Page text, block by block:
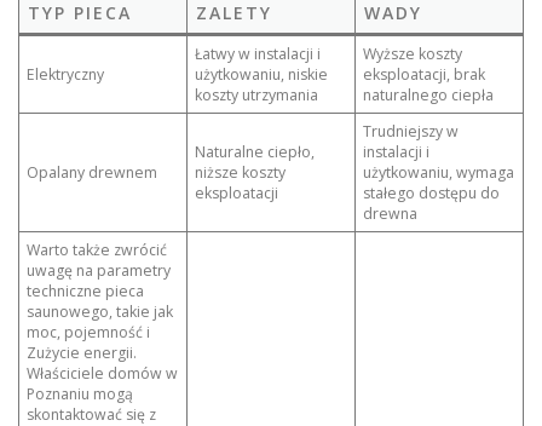
TYP PIECA ZALETY WADY
Elektryczny
Łatwy w instalacji i
użytkowaniu, niskie
koszty utrzymania
Wyższe koszty
eksploatacji, brak
naturalnego ciepła
Opalany drewnem
Naturalne ciepło,
niższe koszty
eksploatacji
Trudniejszy w
instalacji i
użytkowaniu, wymaga
stałego dostępu do
drewna
Warto także zwrócić
uwagę na parametry
techniczne pieca
saunowego, takie jak
moc, pojemność i
Zużycie energii.
Właściciele domów w
Poznaniu mogą
skontaktować się z